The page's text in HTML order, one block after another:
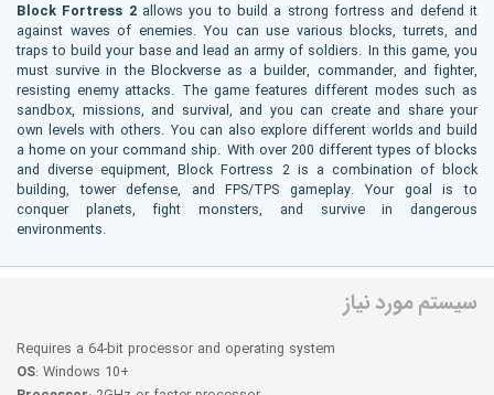
Block Fortress 2allows you to build a strong fortress and defend it
against waves of enemies. You can use various blocks, turrets, and
traps to build your base and lead an army of soldiers. In this game, you
must survive in the Blockverse as a builder, commander, and fighter,
resisting enemy attacks. The game features different modes such as
sandbox, missions, and survival, and you can create and share your
own levels with others. You can also explore different worlds and build
a home on your command ship. With over 200 different types of blocks
and diverse equipment, Block Fortress 2 is a combination of block
building, tower defense, and FPS/TPS gameplay. Your goal is to
conquer planets, fight monsters, and survive in dangerous
environments.
سیستم مورد نیاز
Requires a 64-bit processor and operating system
OS: Windows 10+